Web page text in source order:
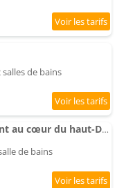
de bains
grand et bel Appartement au cœur du haut-Doubs
de bains